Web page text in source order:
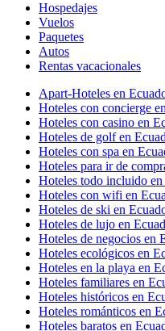
Hospedajes
Vuelos
Paquetes
Autos
Rentas vacacionales
Apart-Hoteles en
Hoteles con concierge
Hoteles con casino en
Hoteles de golf en
Hoteles con spa en
Hoteles para ir de
Hoteles todo incluido
Hoteles con wifi en
Hoteles de ski en
Hoteles de lujo en
Hoteles de negocios en
Hoteles ecológicos en
Hoteles en la playa en
Hoteles familiares en
Hoteles históricos en
Hoteles románticos en
Hoteles baratos en